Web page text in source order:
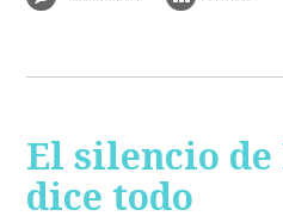
El silencio
dice todo